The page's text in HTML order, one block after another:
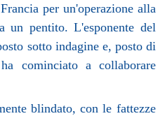
per un'operazione alla
un pentito. L'esponente del
sotto indagine e, posto di
cominciato a collaborare
blindato, con le fattezze